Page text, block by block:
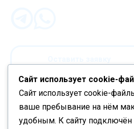
Сайт использует cookie-
Сайт использует cookie-
ваше пребывание на нём
удобным. К cайту подключён